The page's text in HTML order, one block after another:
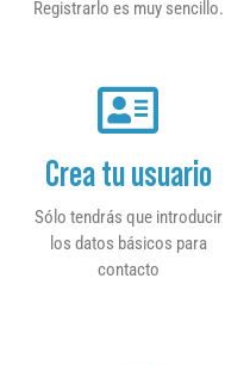
Registrarlo es muy sencillo.
Crea tu usuario
Sólo tendrás que introducir
los datos básicos para
contacto